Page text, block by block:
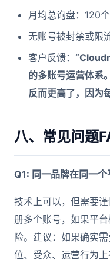
月均总询盘：120
无账号被封禁或限
客户反馈：
的多账号运营体系
反而更高了，因为
八、常见问题
Q1: 同一品牌在同一个
技术上可以，但需要
册多个账号，如果平
险。建议：如果确实
位、受众、运营行为